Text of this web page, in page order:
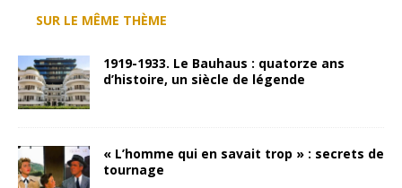
SUR LE MÊME THÈME
1919-1933. Le Bauhaus : quatorze ans
d’histoire, un siècle de légende
« L’homme qui en savait trop » : secrets de
tournage